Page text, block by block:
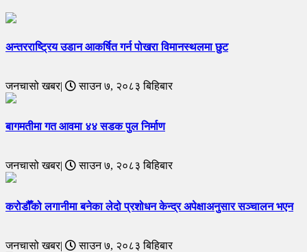
अन्तरराष्ट्रिय उडान आकर्षित गर्न पोखरा विमानस्थलमा छुट
जनचासो खबर| साउन ७, २०८३ बिहिबार
बागमतीमा गत आवमा ४४ सडक पुल निर्माण
जनचासो खबर| साउन ७, २०८३ बिहिबार
करोडौँको लगानीमा बनेका लेदो प्रशोधन केन्द्र अपेक्षाअनुसार सञ्चालन भएन
जनचासो खबर| साउन ७, २०८३ बिहिबार